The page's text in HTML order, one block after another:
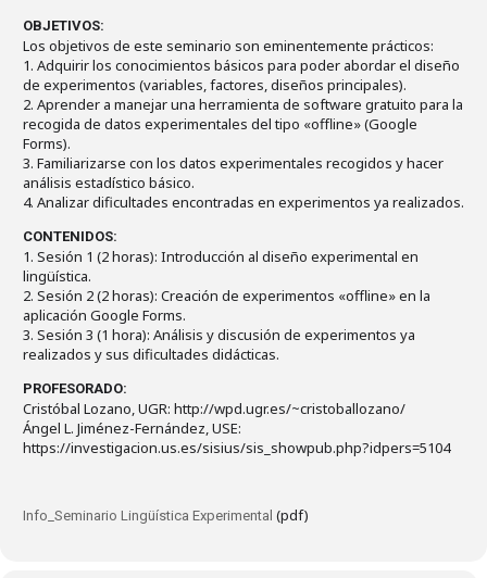
OBJETIVOS:
Los objetivos de este seminario son eminentemente prácticos:
1. Adquirir los conocimientos básicos para poder abordar el diseño
de experimentos (variables, factores, diseños principales).
2. Aprender a manejar una herramienta de software gratuito para la
recogida de datos experimentales del tipo «offline» (Google
Forms).
3. Familiarizarse con los datos experimentales recogidos y hacer
análisis estadístico básico.
4. Analizar dificultades encontradas en experimentos ya realizados.
CONTENIDOS:
1. Sesión 1 (2 horas): Introducción al diseño experimental en
lingüística.
2. Sesión 2 (2 horas): Creación de experimentos «offline» en la
aplicación Google Forms.
3. Sesión 3 (1 hora): Análisis y discusión de experimentos ya
realizados y sus dificultades didácticas.
PROFESORADO:
Cristóbal Lozano, UGR: http://wpd.ugr.es/~cristoballozano/
Ángel L. Jiménez-Fernández, USE:
https://investigacion.us.es/sisius/sis_showpub.php?idpers=5104
Info_Seminario Lingüística Experimental (pdf)